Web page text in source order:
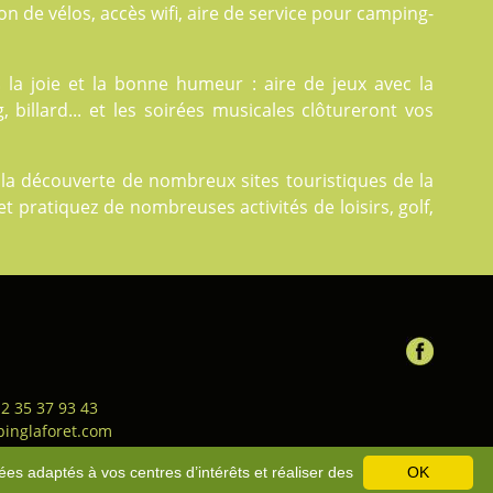
de vélos, accès wifi, aire de service pour camping-
la joie et la bonne humeur : aire de jeux avec la
billard... et les soirées musicales clôtureront vos
découverte de nombreux sites touristiques de la
pratiquez de nombreuses activités de loisirs, golf,
35 37 93 43
générale de vente -Bons
OK
adaptés à vos centres d’intérêts et réaliser des